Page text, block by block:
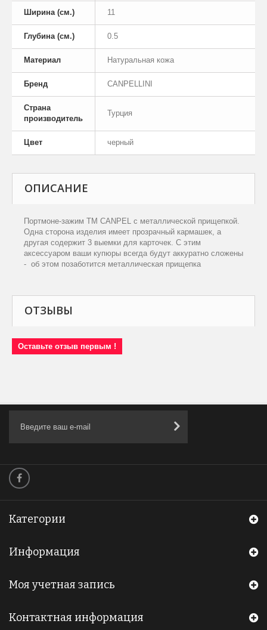
Ширина (см.) 11
Глубина (см.) 0.5
Материал Натуральная кожа
Бренд CANPELLINI
Страна
производитель
Турция
Цвет черный
ОПИСАНИЕ
Портмоне-зажим ТМ CANPEL с металлической прищепкой.
Одна сторона изделия имеет прозрачный кармашек, а
другая содержит 3 выемки для карточек. С этим
аксессуаром ваши купюры всегда будут аккуратно сложены
- об этом позаботится металлическая прищепка
ОТЗЫВЫ
Оставьте отзыв первым !
Категории
Информация
Моя учетная запись
Контактная информация